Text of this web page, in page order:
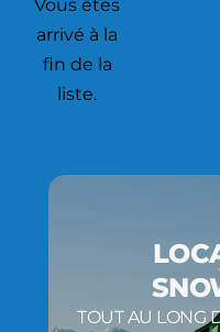
Vous êtes
arrivé à la
fin de la
liste.
TOUT AU LONG